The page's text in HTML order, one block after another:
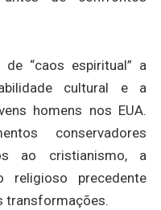
“caos espiritual” a
cultural e a
homens nos EUA.
conservadores
ao cristianismo, a
religioso precedente
transformações.